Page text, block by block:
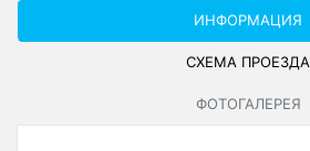
ИНФОРМАЦИЯ
СХЕМА ПРОЕЗДА
ФОТОГАЛЕРЕЯ